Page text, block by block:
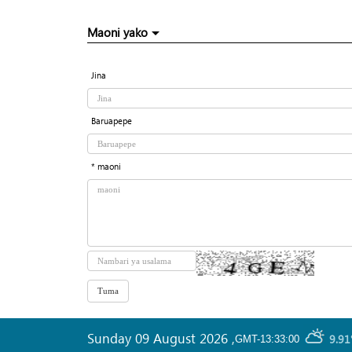
Maoni yako
Jina
Baruapepe
* maoni
GMT-13:33:00
Sunday 09 August 2026 ,